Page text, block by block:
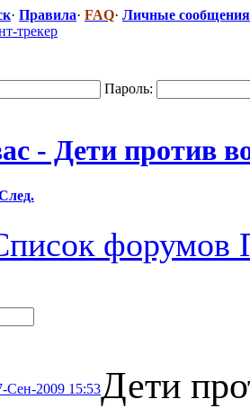
· Правила· FAQ· Личные сообщения
Пароль:
- Дети против
форумов
Сен-2009 15:53Дети